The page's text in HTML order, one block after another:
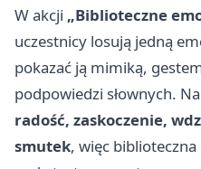
W akcji „Biblioteczne
uczestnicy losują jedną
pokazać ją mimiką,
podpowiedzi słownych.
radość, zaskoczenie,
smutek, więc